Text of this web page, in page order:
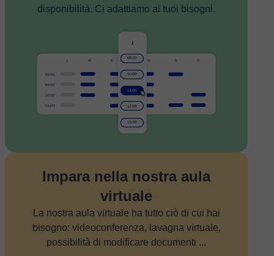
disponibilità. Ci adattiamo ai tuoi bisogni.
Impara nella nostra aula
virtuale
La nostra aula virtuale ha tutto ciò di cui hai
bisogno: videoconferenza, lavagna virtuale,
possibilità di modificare documenti ...